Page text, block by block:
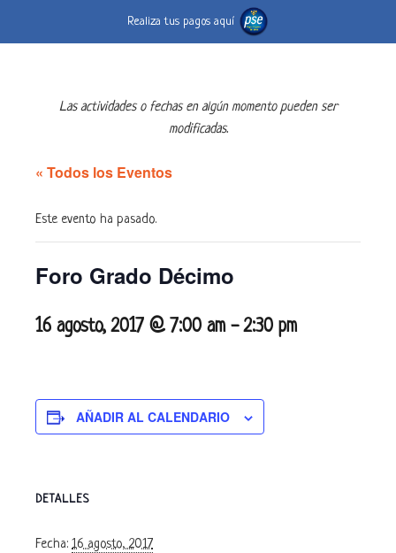
Realiza tus pagos aquí
Las actividades o fechas en algún momento pueden ser
modificadas.
« Todos los Eventos
Este evento ha pasado.
Foro Grado Décimo
16 agosto, 2017 @ 7:00 am -2:30 pm
AÑADIR AL CALENDARIO
DETALLES
Fecha: 16 agosto, 2017